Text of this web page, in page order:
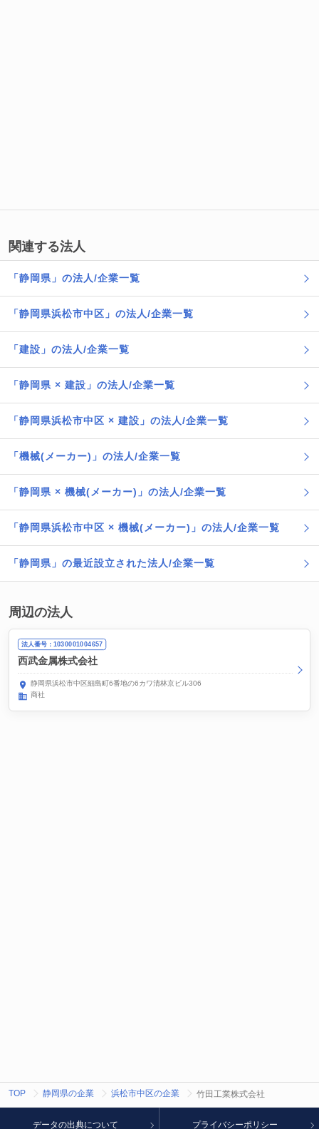
関連する法人
「静岡県」の法人/企業一覧
「静岡県浜松市中区」の法人/企業一覧
「建設」の法人/企業一覧
「静岡県 × 建設」の法人/企業一覧
「静岡県浜松市中区 × 建設」の法人/企業一覧
「機械(メーカー)」の法人/企業一覧
「静岡県 × 機械(メーカー)」の法人/企業一覧
「静岡県浜松市中区 × 機械(メーカー)」の法人/企業一覧
「静岡県」の最近設立された法人/企業一覧
周辺の法人
法人番号：1030001004657
西武金属株式会社
静岡県浜松市中区細島町6番地の6カワ清林京ビル306
商社
TOP 静岡県の企業 浜松市中区の企業 竹田工業株式会社
データの出典について プライバシーポリシー